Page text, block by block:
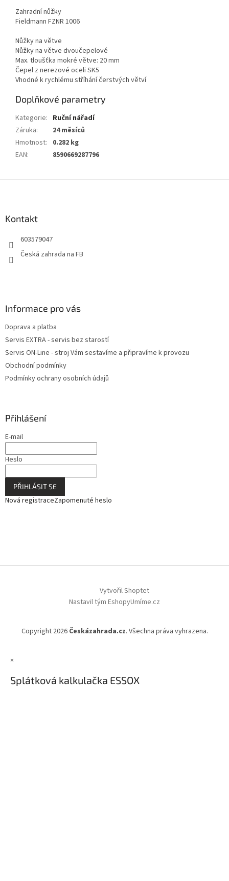
Zahradní nůžky
Fieldmann FZNR 1006
Nůžky na větve
Nůžky na větve dvoučepelové
Max. tloušťka mokré větve: 20 mm
Čepel z nerezové oceli SK5
Vhodné k rychlému stříhání čerstvých větví
Doplňkové parametry
Kategorie: Ruční nářadí
Záruka:
24 měsíců
Hmotnost:
0.282 kg
EAN: 8590669287796
Kontakt
603579047
Česká zahrada na FB
Informace pro vás
Doprava a platba
Servis EXTRA - servis bez starostí
Servis ON-Line - stroj Vám sestavíme a připravíme k provozu
Obchodní podmínky
Podmínky ochrany osobních údajů
Přihlášení
E-mail
Heslo
PŘIHLÁSIT SE
Nová registraceZapomenuté heslo
Vytvořil Shoptet
Nastavil tým EshopyUmíme.cz
Copyright 2026 Českázahrada.cz. Všechna práva vyhrazena.
×
Splátková kalkulačka ESSOX